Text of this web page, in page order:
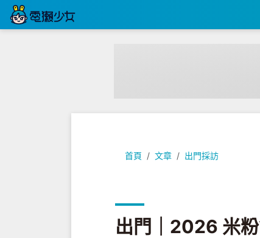
首頁 文章 出門採訪
出門｜2026 米粉節寵粉狂降！
出門｜2026 米